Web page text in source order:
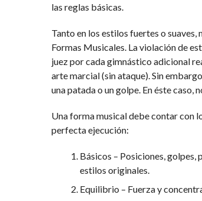
las reglas básicas.
Tanto en los estilos fuertes o
Formas Musicales. La violación de
juez por cada gimnástico adicional
arte marcial (sin ataque). Sin
una patada o un golpe. En éste
Una forma musical debe contar con
perfecta ejecución:
Básicos – Posiciones, golpes,
estilos originales.
Equilibrio – Fuerza y